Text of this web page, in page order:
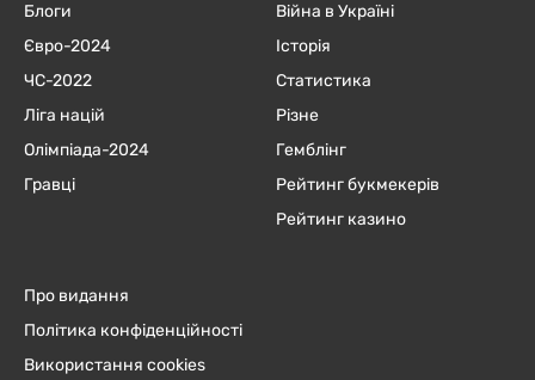
Блоги
Євро-2024
ЧC-2022
Ліга націй
Олімпіада-2024
Гравці
Війна в Україні
Історія
Статистика
Різне
Гемблінг
Рейтинг букмекерів
Рейтинг казино
Про видання
Політика конфіденційності
Використання cookies